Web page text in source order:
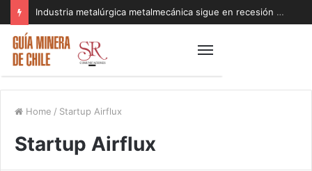
Industria metalúrgica metalmecánica sigue en recesión y acumula seis meses de caída pese al repunte de la economía
Home / Startup Airflux
Startup Airflux